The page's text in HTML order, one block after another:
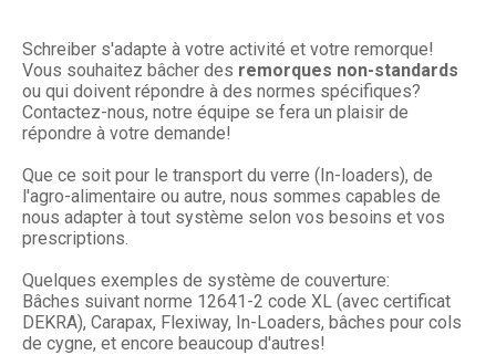
Schreiber s'adapte à votre activité et votre remorque!
Vous souhaitez bâcher des remorques non-standards
ou qui doivent répondre à des normes spécifiques?
Contactez-nous, notre équipe se fera un plaisir de
répondre à votre demande!
Que ce soit pour le transport du verre (In-loaders), de
l'agro-alimentaire ou autre, nous sommes capables de
nous adapter à tout système selon vos besoins et vos
prescriptions.
Quelques exemples de système de couverture:
Bâches suivant norme 12641-2 code XL (avec certificat
DEKRA), Carapax, Flexiway, In-Loaders, bâches pour cols
de cygne, et encore beaucoup d'autres!